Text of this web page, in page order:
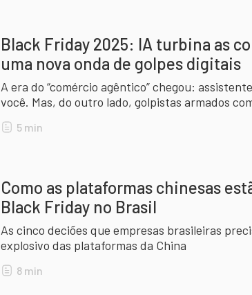
Black Friday 2025: IA turbina as
uma nova onda de golpes digitais
A era do “comércio agêntico” chegou:
você. Mas, do outro lado, golpistas armados
5 min
Como as plataformas chinesas
Black Friday no Brasil
As cinco deciões que empresas brasileiras
explosivo das plataformas da China
8 min